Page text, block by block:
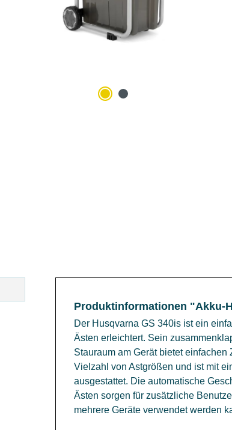
Produktinformationen "Akku-
Der Husqvarna GS 340is ist ein
Ästen erleichtert. Sein
Stauraum am Gerät bietet
Vielzahl von Astgrößen und ist mit
ausgestattet. Die automatische
Ästen sorgen für zusätzliche
mehrere Geräte verwendet werden